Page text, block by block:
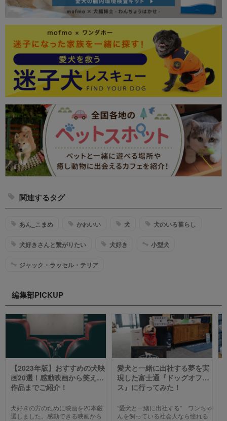
関連するタグ
あん_こまめ かわいい 犬 犬のいる暮らし
犬好きさんと繋がりたい 犬好き 小型犬
ジャック・ラッセル・テリア
編集部PICKUP
【2023年版】おすすめの犬映
画20選！感動映画から笑える
作品までご紹介！
犬好きの方のために映画を20本厳
選しました。感動できる映画から
愛犬と一緒に出社する夢を実
現した富士通『ドッグオフィ
ス』に行ってみた！
“愛犬と一緒に出社する” ワンちゃ
んを飼っている社会人なら憧れる